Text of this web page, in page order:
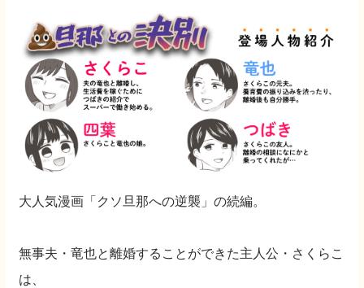
大人気漫画「クソ旦那への逆襲」の続編。
無事夫・竜也と離婚することができた主人公・さくらこ
は、